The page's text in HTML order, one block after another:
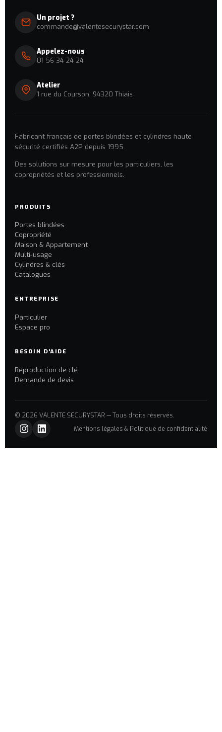
Un projet ?
commande@valentesecurystar.com
Appelez-nous
01 56 34 24 24
Atelier
1 rue du Courson, 94320 Thiais
Fabricant français de portes blindées et cylindres haute
sécurité certifiés A2P depuis 1995.
Des solutions sur mesure pour les particuliers, les
copropriétés et les professionnels.
PRODUITS
Portes blindées
Copropriété
Maison & Appartement
Multi-usage
Cylindres & clés
Catalogues
ENTREPRISE
Particulier
Espace pro
BESOIN D'AIDE
Reproduction de clé
Demande de devis
© 2026 VALENTE SECURYSTAR — Tous droits réservés.
Mentions légales & Politique de confidentialité